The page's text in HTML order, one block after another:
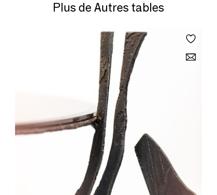
Plus de Autres tables